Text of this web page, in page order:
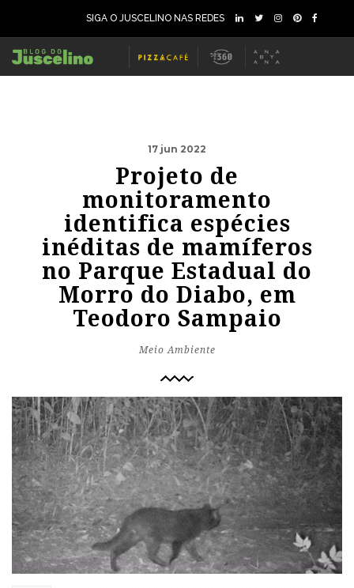
SIGA O JUSCELINO NAS REDES
17 jun 2022
Projeto de
monitoramento
identifica espécies
inéditas de mamíferos
no Parque Estadual do
Morro do Diabo, em
Teodoro Sampaio
Meio Ambiente